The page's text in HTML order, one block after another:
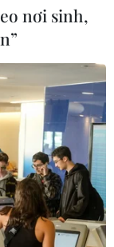
tra Tập
nơi sinh,